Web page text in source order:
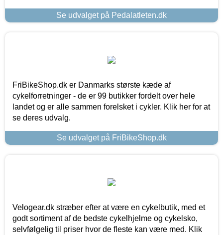
Se udvalget på Pedalatleten.dk
FriBikeShop.dk er Danmarks største kæde af
cykelforretninger - de er 99 butikker fordelt over hele
landet og er alle sammen forelsket i cykler. Klik her for at
se deres udvalg.
Se udvalget på FriBikeShop.dk
Velogear.dk stræber efter at være en cykelbutik, med et
godt sortiment af de bedste cykelhjelme og cykelsko,
selvfølgelig til priser hvor de fleste kan være med. Klik